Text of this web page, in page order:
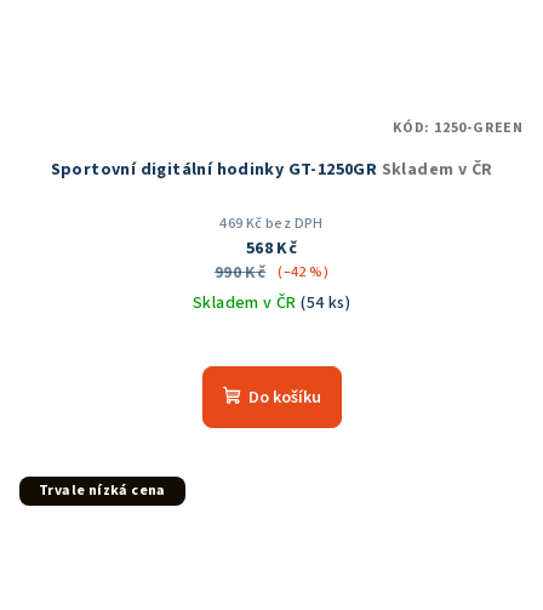
Sportovní digitální hodinky GT-1250GR Skladem v ČR
469 Kč bez DPH
568 Kč
990 Kč (–42 %)
Skladem v ČR(54 ks)
hodnocení
produktu
Do košíku
KÓD: 1250-GREEN
Trvale nízká cena